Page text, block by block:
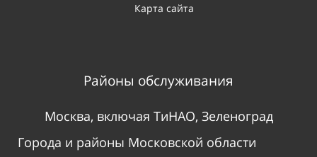
Карта сайта
Районы обслуживания
Москва, включая ТиНАО, Зеленоград
Города и районы Московской области